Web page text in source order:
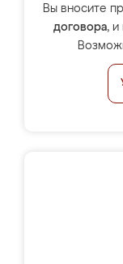
Вы вносите
договора, и